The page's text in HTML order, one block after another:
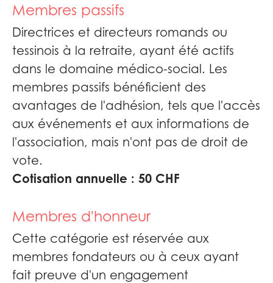
Membres passifs
Directrices et directeurs romands ou
tessinois à la retraite, ayant été actifs
dans le domaine médico-social. Les
membres passifs bénéficient des
avantages de l'adhésion, tels que l'accès
aux événements et aux informations de
l'association, mais n'ont pas de droit de
vote.
Cotisation annuelle : 50 CHF
Membres d'honneur
Cette catégorie est réservée aux
membres fondateurs ou à ceux ayant
fait preuve d'un engagement